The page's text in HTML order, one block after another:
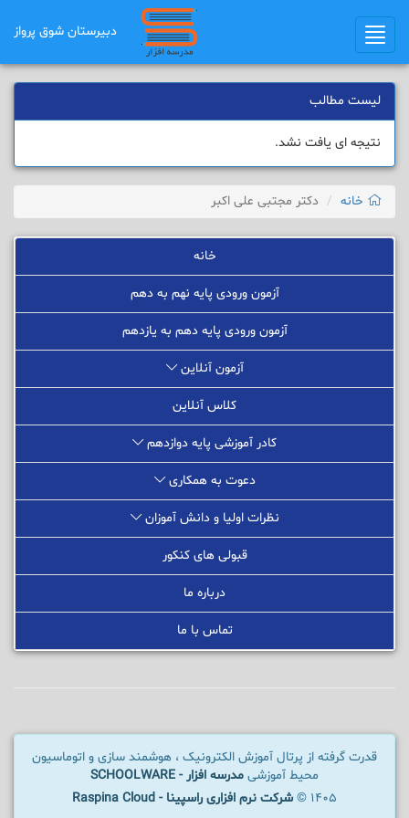
Toggle
navigation
دبیرستان شوق ﭘرواز
لیست مطالب
نتیجه ای یافت نشد.
خانه دکتر مجتبی علی اکبر
خانه
آزمون ورودی پایه نهم به دهم
آزمون ورودی پایه دهم به یازدهم
آزمون آنلاین
کلاس آنلاین
کادر آموزشی پایه دوازدهم
دعوت به همکاری
نظرات اولیا و دانش آموزان
قبولی های کنکور
درباره ما
تماس با ما
قدرت گرفته از پرتال آموزش الکترونیک ، هوشمند سازی و اتوماسیون
محیط آموزشی مدرسه افزار - SCHOOLWARE
1405 ©
شرکت نرم افزاری راسپینا - Raspina Cloud